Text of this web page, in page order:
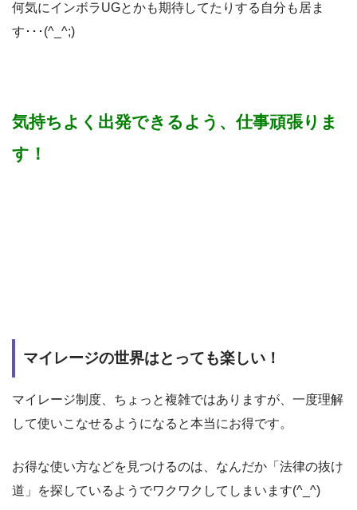
何気にインボラUGとかも期待してたりする自分も居ま
す･･･(^_^;)
気持ちよく出発できるよう、仕事頑張りま
す！
マイレージの世界はとっても楽しい！
マイレージ制度、ちょっと複雑ではありますが、一度理解
して使いこなせるようになると本当にお得です。
お得な使い方などを見つけるのは、なんだか「法律の抜け
道」を探しているようでワクワクしてしまいます(^_^)